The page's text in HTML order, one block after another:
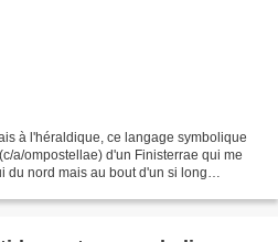
à l'héraldique, ce langage symbolique
a/ompostellae) d'un Finisterrae qui me
du nord mais au bout d'un si long